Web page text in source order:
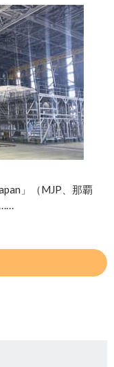
」（MJP、那覇